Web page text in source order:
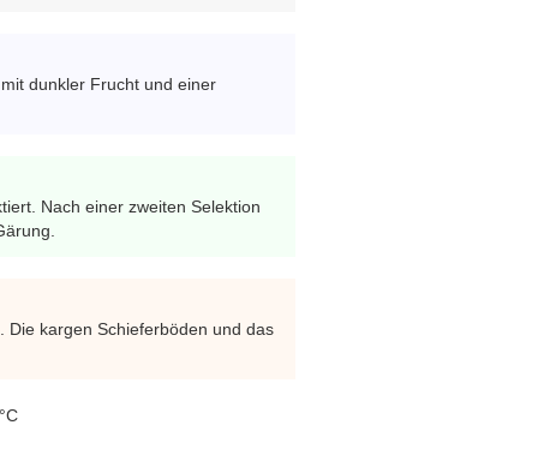
dunkler Frucht und einer
Nach einer zweiten Selektion
kargen Schieferböden und das